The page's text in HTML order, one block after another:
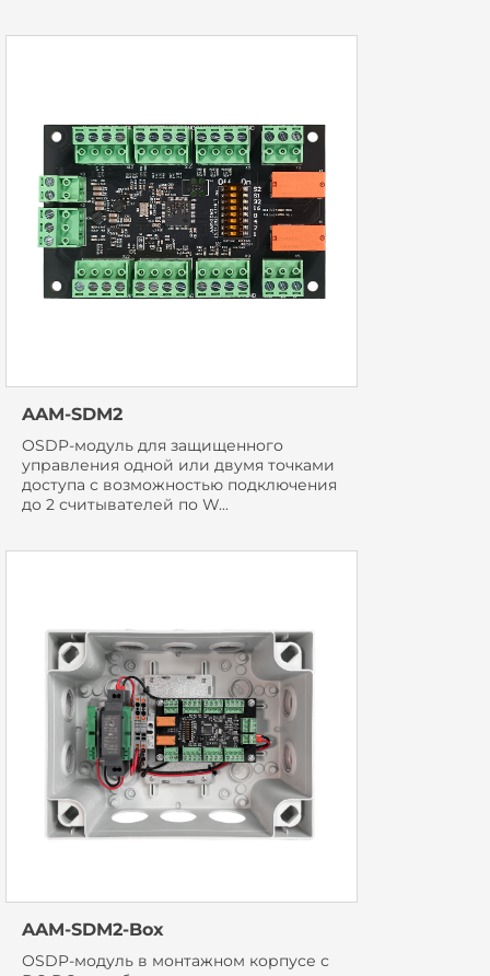
AAM-SDM2
OSDP-модуль для защищенного
управления одной или двумя точками
доступа с возможностью подключения
до 2 считывателей по W...
AAM-SDM2-Box
OSDP-модуль в монтажном корпусе с